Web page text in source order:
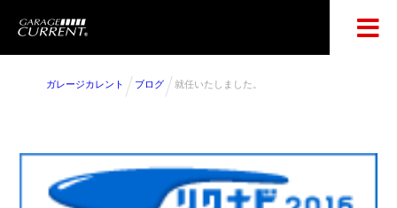
ガレージカレント ブログ 就任いたしました。